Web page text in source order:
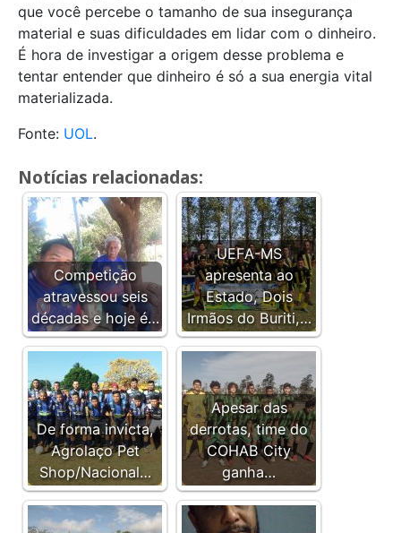
que você percebe o tamanho de sua insegurança
material e suas dificuldades em lidar com o dinheiro.
É hora de investigar a origem desse problema e
tentar entender que dinheiro é só a sua energia vital
materializada.
Fonte: UOL.
Notícias relacionadas:
Competição
atravessou seis
décadas e hoje é…
UEFA-MS
apresenta ao
Estado, Dois
Irmãos do Buriti,…
De forma invicta,
Agrolaço Pet
Shop/Nacional…
Apesar das
derrotas, time do
COHAB City
ganha…